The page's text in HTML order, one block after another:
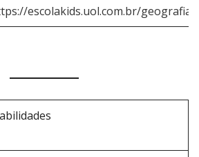
escolakids.uol.com.br/